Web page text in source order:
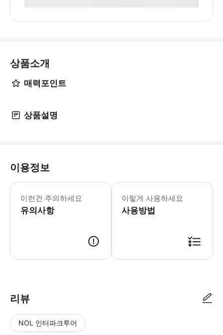
상품소개
매력포인트
상품설명
이용정보
이런건 주의하세요
유의사항
이렇게 사용하세요
사용방법
리뷰
NOL 인터파크투어